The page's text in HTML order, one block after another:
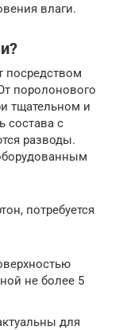
влаги.
посредством
поролонового
тщательном и
состава с
разводы.
потребуется
не более 5
для